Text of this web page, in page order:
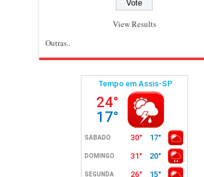
View Results
Outras..